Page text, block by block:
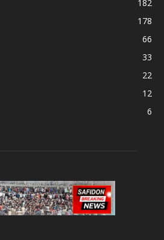
182
178
66
33
22
12
6